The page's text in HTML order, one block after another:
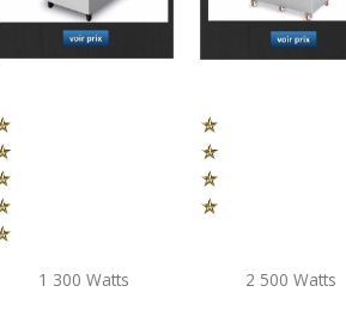
1 300 Watts 2 500 Watts